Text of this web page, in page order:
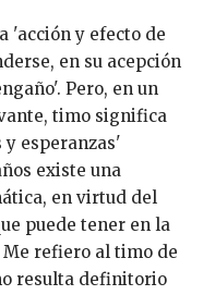
en su acepción
Pero, en un
timo significa
y esperanzas'
existe una
en virtud del
puede tener en la
refiero al timo de
resulta definitorio